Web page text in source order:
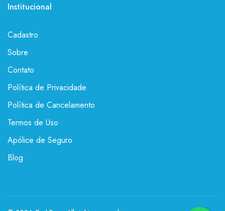
Institucional
Cadastro
Sobre
Contato
Política de Privacidade
Política de Cancelamento
Termos de Uso
Apólice de Seguro
Blog